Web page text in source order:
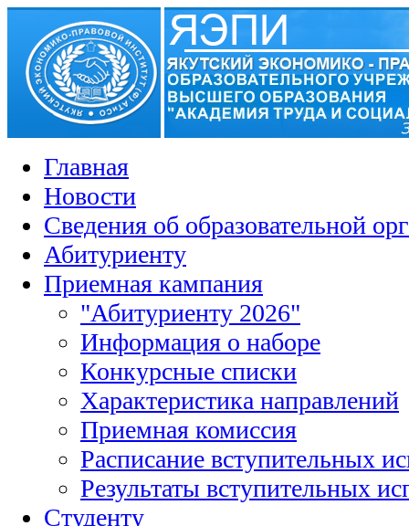
Главная
Новости
Сведения об образовательной
Абитуриенту
Приемная кампания
"Абитуриенту 2026"
Информация о наборе
Конкурсные списки
Характеристика направлений
Приемная комиссия
Расписание вступительных
Результаты вступительных
Студенту